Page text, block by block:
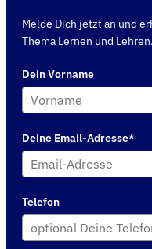
Melde Dich jetzt an und
Thema Lernen und Lehren.
Dein Vorname
Deine Email-Adresse*
Telefon